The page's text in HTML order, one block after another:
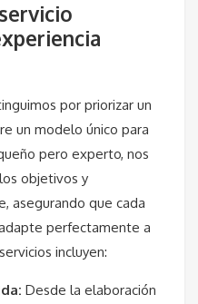
por priorizar un
un modelo único para
pero experto, nos
objetivos y
asegurando que cada
perfectamente a
incluyen:
Desde la elaboración